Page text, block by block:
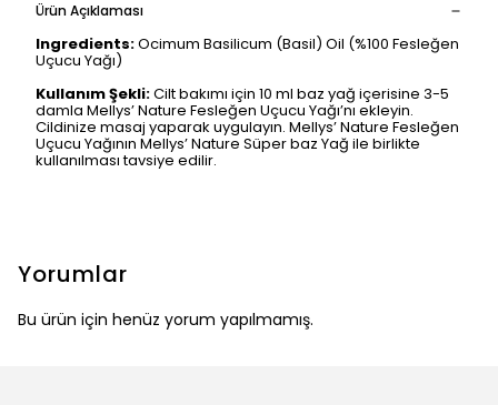
Ürün Açıklaması
Ingredients:Ocimum Basilicum (Basil) Oil (%100 Fesleğen
Uçucu Yağı)
Kullanım Şekli:Cilt bakımı için 10 ml baz yağ içerisine 3-5
damla Mellys’ Nature Fesleğen Uçucu Yağı’nı ekleyin.
Cildinize masaj yaparak uygulayın. Mellys’ Nature Fesleğen
Uçucu Yağının Mellys’ Nature Süper baz Yağ ile birlikte
kullanılması tavsiye edilir.
Yorumlar
Bu ürün için henüz yorum yapılmamış.